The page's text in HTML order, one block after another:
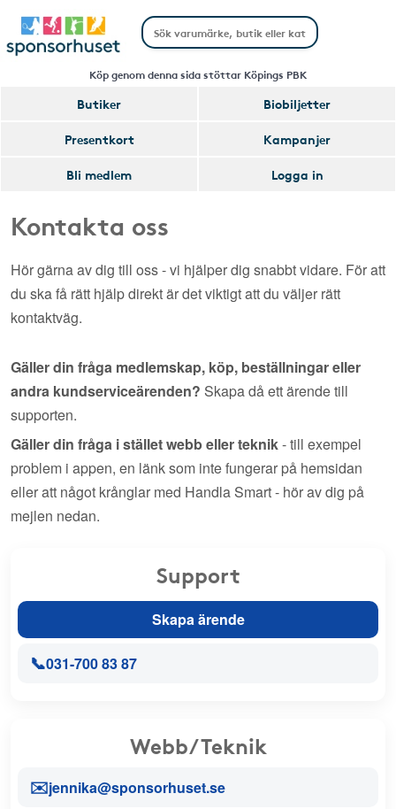
Köp genom denna sida stöttar Köpings PBK
Butiker
Biobiljetter
Presentkort
Kampanjer
Bli medlem
Logga in
Kontakta oss
Hör gärna av dig till oss - vi hjälper dig snabbt vidare. För att
du ska få rätt hjälp direkt är det viktigt att du väljer rätt
kontaktväg.
Gäller din fråga medlemskap, köp, beställningar eller
andra kundserviceärenden? Skapa då ett ärende till
supporten.
Gäller din fråga i stället webb eller teknik- till exempel
problem i appen, en länk som inte fungerar på hemsidan
eller att något krånglar med Handla Smart - hör av dig på
mejlen nedan.
Support
Skapa ärende
📞031-700 83 87
Webb/Teknik
✉️jennika@sponsorhuset.se